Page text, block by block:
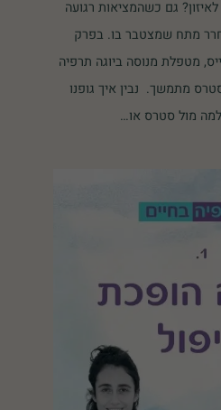
גם כשהמציאות רגועה
מתח שמצטבר בו. בפרק
מטפלת מנוסה ביוגה תרפיה
מתמשך. נבין איך גופנו
מול סטרס או…